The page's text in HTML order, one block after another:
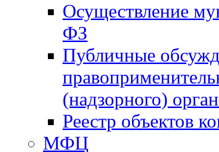
Осуществление
ФЗ
Публичные
(надзорного)
Реестр объектов
МФЦ